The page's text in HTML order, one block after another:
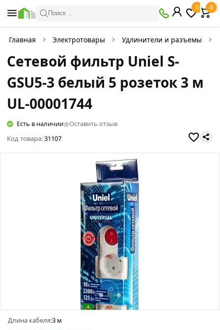
Поиск ..
0 0
Главная Электротовары Удлинители и разъемы
Сетевой фильтр Uniel S-
GSU5-3 белый 5 розеток 3 м
UL-00001744
Есть в наличии
Оставить отзыв
Код товара:31107
Длина кабеля:3 м